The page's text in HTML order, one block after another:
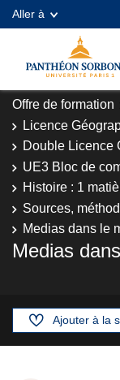
Aller à
Offre de formation
Licence
Double Licence
UE3 Bloc de
Histoire : 1
Sources,
Medias dans le
Medias
Ajouter à la